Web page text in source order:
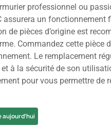
professionnel ou
assurera un
de pièces d’origine est
Commandez cette pièce
Le remplacement
à la sécurité de son
pour vous permettre de
aujourd'hui